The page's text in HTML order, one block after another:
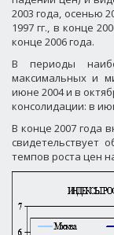
2003 года, осенью
1997 гг., в конце
конце 2006 года.
В периоды
максимальных и
июне 2004 и в
консолидации: в
В конце 2007 года
свидетельствует
темпов роста цен